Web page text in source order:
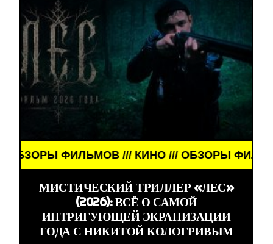
ФИЛЬМОВ /// КИНО /// ОБЗОРЫ ФИЛЬМОВ ///
МИСТИЧЕСКИЙ ТРИЛЛЕР «ЛЕС»
(2026): ВСЁ О САМОЙ
ИНТРИГУЮЩЕЙ ЭКРАНИЗАЦИИ
ГОДА С НИКИТОЙ КОЛОГРИВЫМ